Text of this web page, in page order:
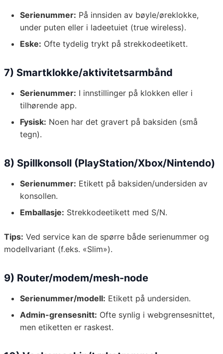
Serienummer: På innsiden av bøyle/øreklokke,
under puten eller i ladeetuiet (true wireless).
Eske: Ofte tydelig trykt på strekkodeetikett.
7) Smartklokke/aktivitetsarmbånd
Serienummer: I innstillinger på klokken eller i
tilhørende app.
Fysisk: Noen har det gravert på baksiden (små
tegn).
8) Spillkonsoll (PlayStation/Xbox/Nintendo)
Serienummer: Etikett på baksiden/undersiden av
konsollen.
Emballasje: Strekkodeetikett med S/N.
Tips: Ved service kan de spørre både serienummer og
modellvariant (f.eks. «Slim»).
9) Router/modem/mesh-node
Serienummer/modell: Etikett på undersiden.
Admin-grensesnitt: Ofte synlig i webgrensesnittet,
men etiketten er raskest.